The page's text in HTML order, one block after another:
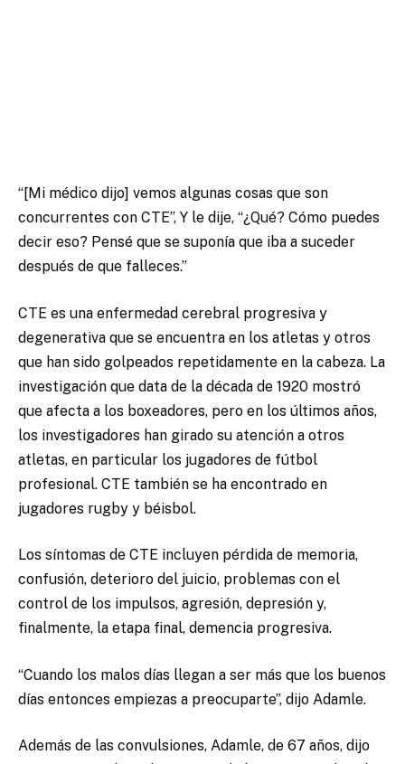
“[Mi médico dijo] vemos algunas cosas que son
concurrentes con CTE”, Y le dije, “¿Qué? Cómo puedes
decir eso? Pensé que se suponía que iba a suceder
después de que falleces.”
CTE es una enfermedad cerebral progresiva y
degenerativa que se encuentra en los atletas y otros
que han sido golpeados repetidamente en la cabeza. La
investigación que data de la década de 1920 mostró
que afecta a los boxeadores, pero en los últimos años,
los investigadores han girado su atención a otros
atletas, en particular los jugadores de fútbol
profesional. CTE también se ha encontrado en
jugadores rugby y béisbol.
Los síntomas de CTE incluyen pérdida de memoria,
confusión, deterioro del juicio, problemas con el
control de los impulsos, agresión, depresión y,
finalmente, la etapa final, demencia progresiva.
“Cuando los malos días llegan a ser más que los buenos
días entonces empiezas a preocuparte”, dijo Adamle.
Además de las convulsiones, Adamle, de 67 años, dijo